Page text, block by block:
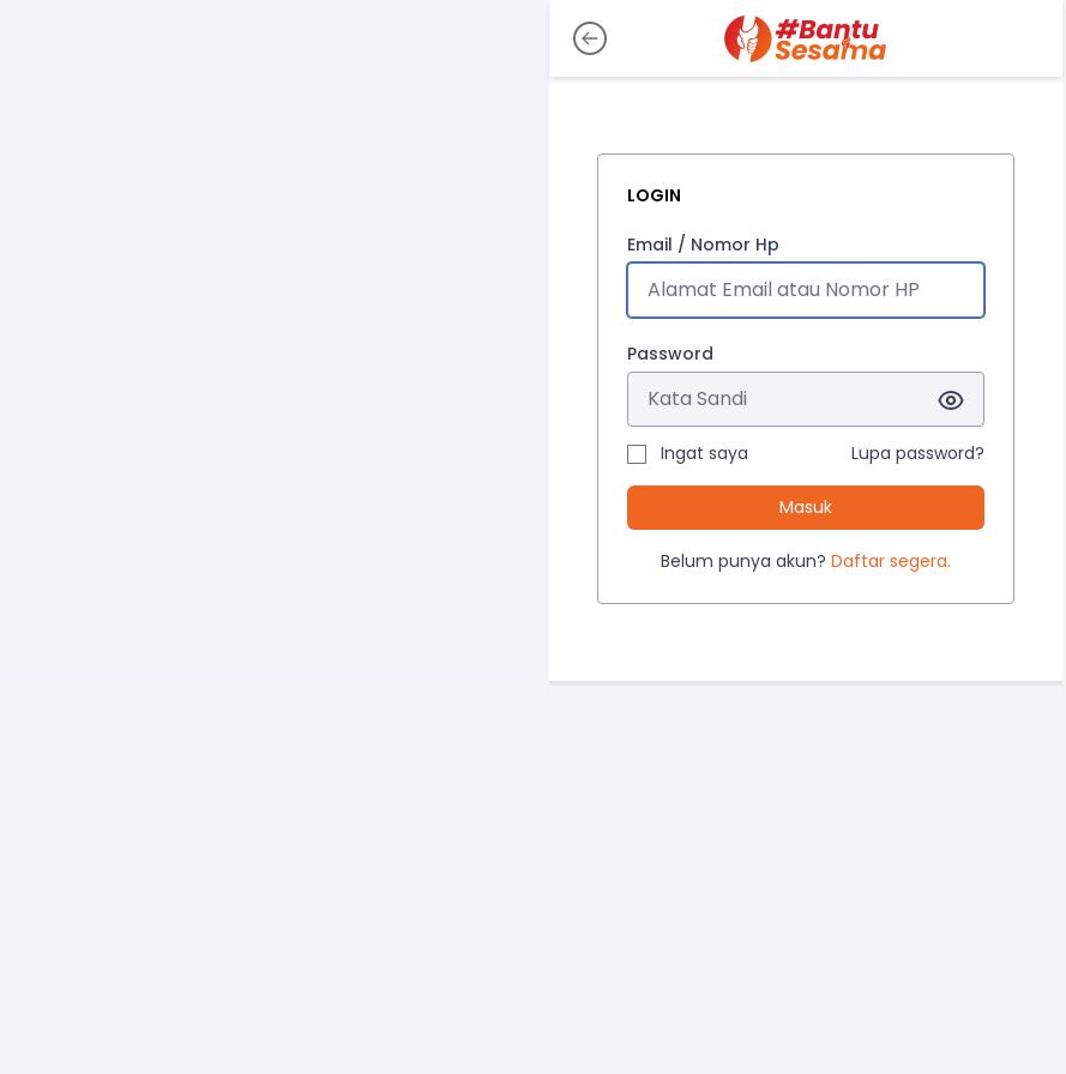
LOGIN
Email / Nomor Hp
Password
Ingat saya Lupa password?
Masuk
Belum punya akun? Daftar segera.